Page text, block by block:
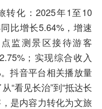
转化：2025年1至10
比增长5.64%，增速
监测景区接待游客
；实现综合收入
抖音平台相关播放量
“看见长治”到“抵达长
是内容力转化为文旅